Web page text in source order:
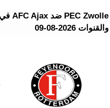
والقنوات 2026-08-09